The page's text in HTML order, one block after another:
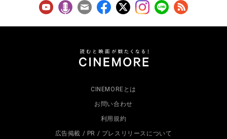
CINEMOREとは
お問い合わせ
利用規約
広告掲載 / PR / プレスリリースについて